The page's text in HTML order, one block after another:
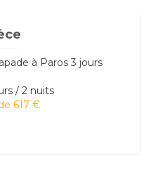
à Paros 3 jours
/ 2 nuits
617 €